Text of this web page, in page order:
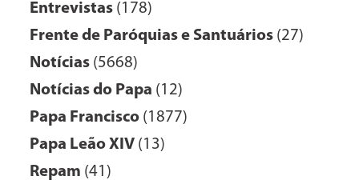
Entrevistas (178)
Frente de Paróquias e Santuários (27)
Notícias (5668)
Notícias do Papa (12)
Papa Francisco (1877)
Papa Leão XIV (13)
Repam (41)